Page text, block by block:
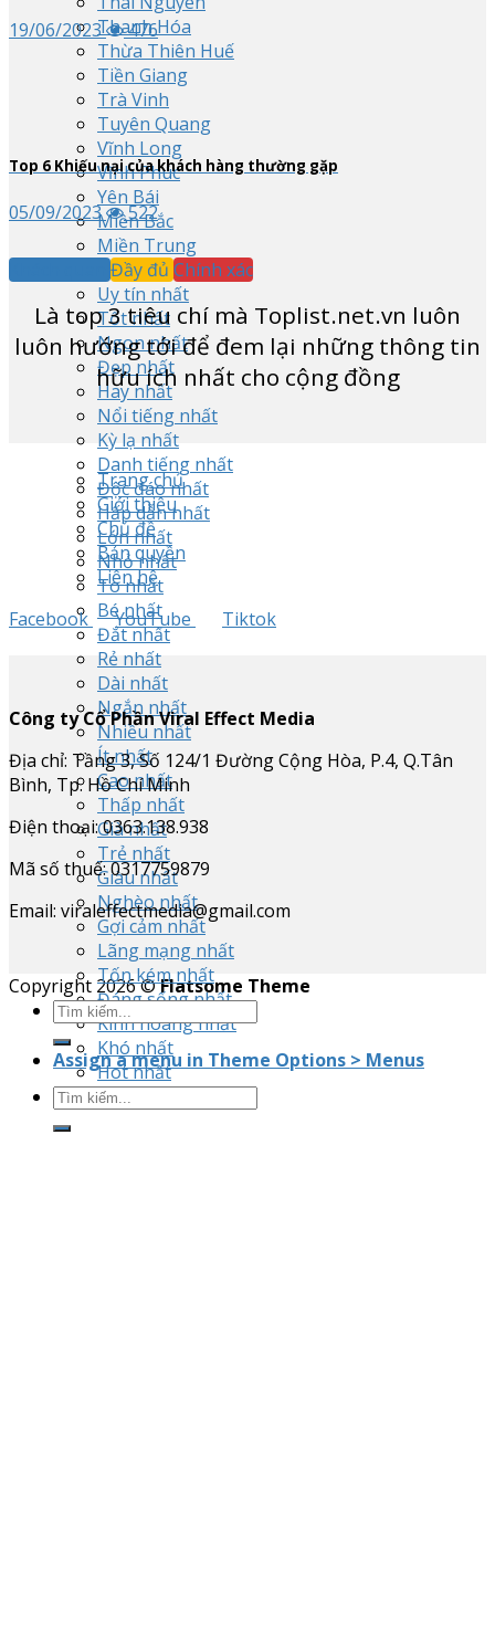
Thanh Hóa
Thừa Thiên Huế
Tiền Giang
Trà Vinh
Tuyên Quang
Vĩnh Long
Vĩnh Phúc
Yên Bái
Miền Bắc
Miền Trung
Miền Nam
Uy tín nhất
Tốt nhất
Ngon nhất
Đẹp nhất
Hay nhất
Nổi tiếng nhất
Kỳ lạ nhất
Danh tiếng nhất
Độc đáo nhất
Hấp dẫn nhất
Lớn nhất
Nhỏ nhất
To nhất
Bé nhất
Đắt nhất
Rẻ nhất
Dài nhất
Ngắn nhất
Nhiều nhất
Ít nhất
Cao nhất
Thấp nhất
Già nhất
Trẻ nhất
Giàu nhất
Nghèo nhất
Gợi cảm nhất
Lãng mạng nhất
Tốn kém nhất
Đáng sống nhất
Kinh hoàng nhất
Khó nhất
Hot nhất
19/06/2023 476
Top 6 Khiếu nại của khách hàng thường gặp
05/09/2023 522
Khách quan Đầy đủ Chính xác
Là top3tiêu chí mà Toplist.net.vn luôn
luôn hướng tới để đem lại những thông tin
hữu ích nhất cho cộng đồng
Trang chủ
Giới thiệu
Chủ đề
Bản quyền
Liên hệ
Facebook
YouTube Tiktok
Công ty Cổ Phần Viral Effect Media
Địa chỉ: Tầng 3, Số 124/1 Đường Cộng Hòa, P.4, Q.Tân
Bình, Tp. Hồ Chí Minh
Điện thoại: 0363.138.938
Mã số thuế: 0317759879
Email: viraleffectmedia@gmail.com
Copyright 2026 ©Flatsome Theme
Assign a menu in Theme Options > Menus